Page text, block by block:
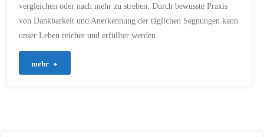
vergleichen oder nach mehr zu streben. Durch bewusste Praxis
von Dankbarkeit und Anerkennung der täglichen Segnungen kann
unser Leben reicher und erfüllter werden.
mehr